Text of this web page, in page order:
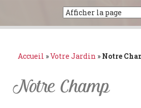
Accueil »Votre Jardin » Notre
Notre Champ